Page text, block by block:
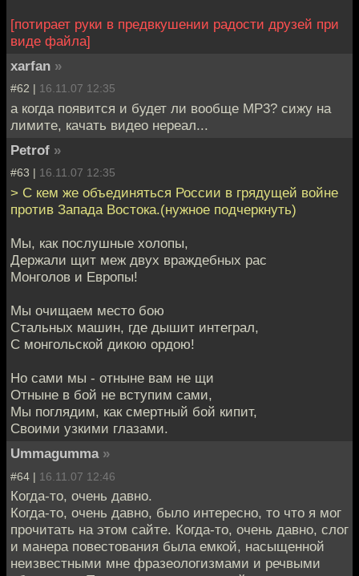
[потирает руки в предвкушении радости друзей при
виде файла]
xarfan »
#62 | 16.11.07 12:35
а когда появится и будет ли вообще MP3? сижу на
лимите, качать видео нереал...
Petrof »
#63 | 16.11.07 12:35
> С кем же объединяться России в грядущей войне
против Запада Востока.(нужное подчеркнуть)
Мы, как послушные холопы,
Держали щит меж двух враждебных рас
Монголов и Европы!
Мы очищаем место бою
Стальных машин, где дышит интеграл,
С монгольской дикою ордою!
Но сами мы - отныне вам не щи
Отныне в бой не вступим сами,
Мы поглядим, как смертный бой кипит,
Своими узкими глазами.
Ummagumma »
#64 | 16.11.07 12:46
Когда-то, очень давно.
Когда-то, очень давно, было интересно, то что я мог
прочитать на этом сайте. Когда-то, очень давно, слог
и манера повестования была емкой, насыщенной
неизвестными мне фразеологизмами и речвыми